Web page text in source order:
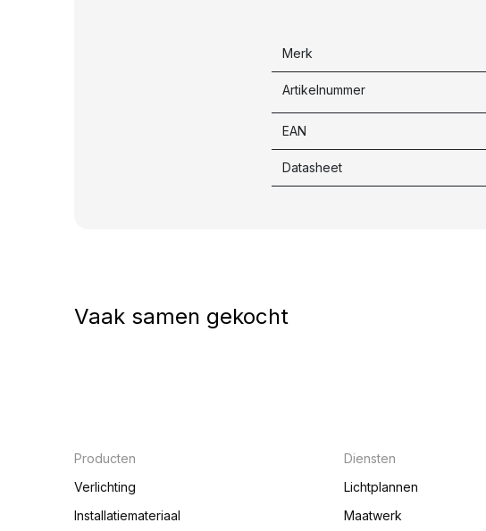
Merk
Artikelnummer
EAN
Datasheet
Vaak samen gekocht
Producten
Verlichting
Installatiemateriaal
Diensten
Lichtplannen
Maatwerk